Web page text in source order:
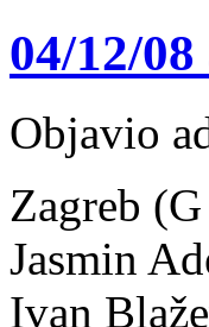
04/12/
Objavio
Zagreb
Jasmin
Ivan